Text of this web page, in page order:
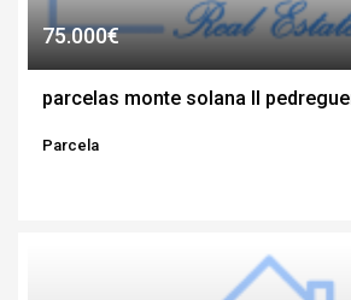
75.000€
parcelas monte solana II
Parcela